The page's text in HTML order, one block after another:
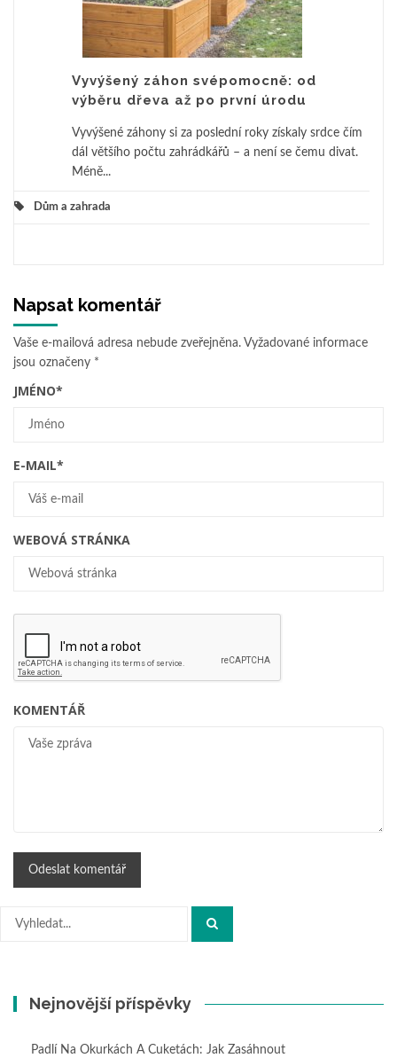
Vyvýšený záhon svépomocně: od
výběru dřeva až po první úrodu
Vyvýšené záhony si za poslední roky získaly srdce čím
dál většího počtu zahrádkářů – a není se čemu divat.
Méně...
Dům a zahrada
Napsat komentář
Vaše e-mailová adresa nebude zveřejněna. Vyžadované informace
jsou označeny *
JMÉNO*
E-MAIL*
WEBOVÁ STRÁNKA
KOMENTÁŘ
Hledat:
Nejnovější příspěvky
Padlí Na Okurkách A Cuketách: Jak Zasáhnout